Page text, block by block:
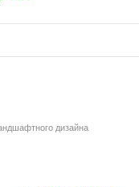
дизайна